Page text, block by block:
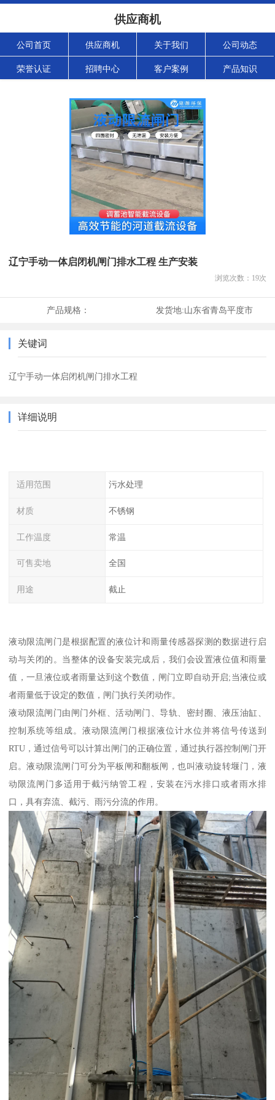
供应商机
公司首页 供应商机 关于我们 公司动态
荣誉认证 招聘中心 客户案例 产品知识
辽宁手动一体启闭机闸门排水工程 生产安装
浏览次数： 19次
产品规格： 发货地:山东省青岛平度市
关键词
辽宁手动一体启闭机闸门排水工程
详细说明
适用范围 污水处理
材质 不锈钢
工作温度 常温
可售卖地 全国
用途 截止
液动限流闸门是根据配置的液位计和雨量传感器探测的数据进行启
动与关闭的。当整体的设备安装完成后，我们会设置液位值和雨量
值，一旦液位或者雨量达到这个数值，闸门立即自动开启;当液位或
者雨量低于设定的数值，闸门执行关闭动作。
液动限流闸门由闸门外框、活动闸门、导轨、密封圈、液压油缸、
控制系统等组成。液动限流闸门根据液位计水位并将信号传送到
RTU，通过信号可以计算出闸门的正确位置，通过执行器控制闸门开
启。液动限流闸门可分为平板闸和翻板闸，也叫液动旋转堰门，液
动限流闸门多适用于截污纳管工程，安装在污水排口或者雨水排
口，具有弃流、截污、雨污分流的作用。